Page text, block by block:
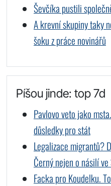
Ševčíka pustili
A krevní skupiny taky
šoku z práce novinářů
Píšou jinde: top 7d
Pavlovo veto jako
důsledky pro stát
Legalizace migrantů?
Černý nejen o násilí
Facka pro Koudelku.